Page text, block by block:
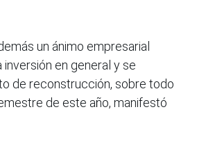
un ánimo empresarial
en general y se
de reconstrucción, sobre todo
de este año, manifestó